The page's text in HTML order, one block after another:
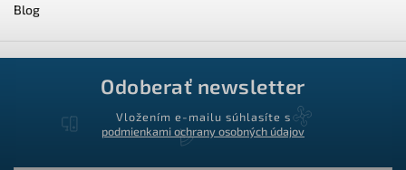
Blog
Odoberať newsletter
Vložením e-mailu súhlasíte s
podmienkami ochrany osobných údajov